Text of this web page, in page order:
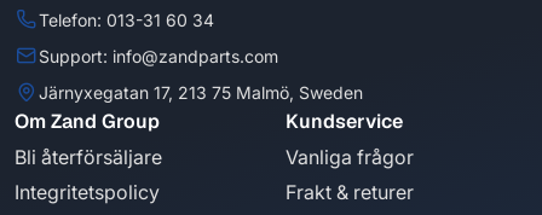
Telefon: 013-31 60 34
Support: info@zandparts.com
Järnyxegatan 17, 213 75 Malmö, Sweden
Om Zand Group
Bli återförsäljare
Integritetspolicy
Kundservice
Vanliga frågor
Frakt & returer